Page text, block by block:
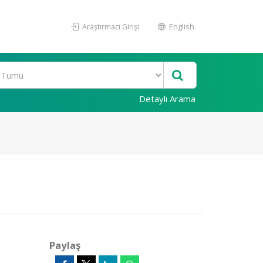
Araştırmacı Girişi English
Detaylı Arama
Paylaş